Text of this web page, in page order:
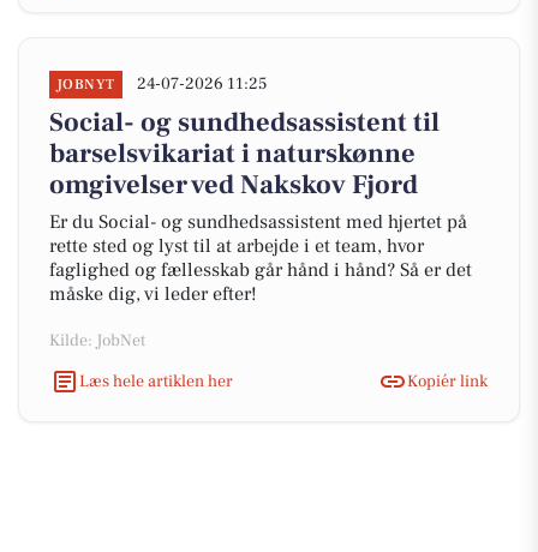
JOBNYT 24-07-2026 11:25
Social- og sundhedsassistent til
barselsvikariat i naturskønne
omgivelser ved Nakskov Fjord
Er du Social- og sundhedsassistent med hjertet på
rette sted og lyst til at arbejde i et team, hvor
faglighed og fællesskab går hånd i hånd? Så er det
måske dig, vi leder efter!
Kilde: JobNet
Læs hele artiklen her
Kopiér link